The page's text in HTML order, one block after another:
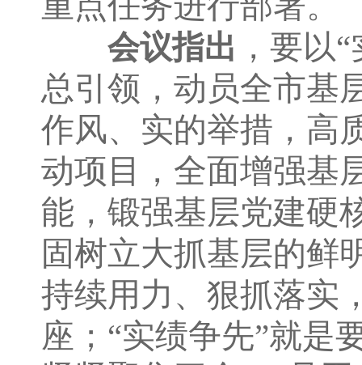
会议指出 ，要以
总引领，动员全市基
作风、实的举措，高
动项目，全面增强基
能，锻强基层党建硬
固树立大抓基层的鲜
持续用力、狠抓落实
座；“实绩争先”就是